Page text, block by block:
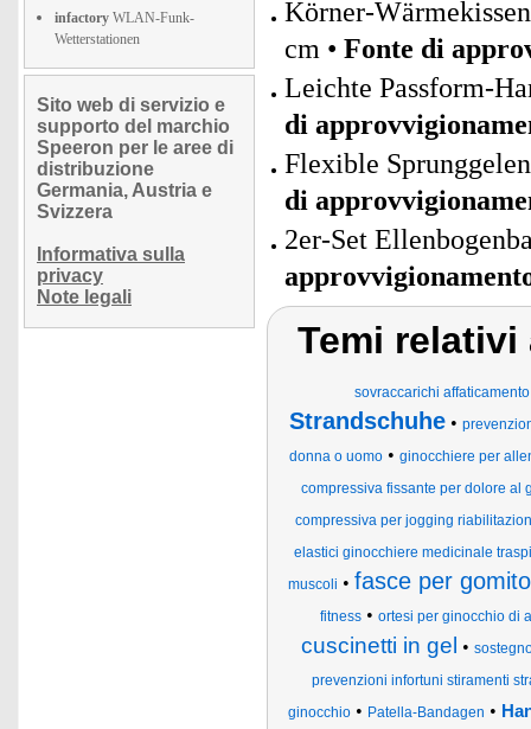
infactory WLAN-Funk-
Wetterstationen
Sito web di servizio e
supporto del marchio
Speeron per le aree di
distribuzione
Germania, Austria e
Svizzera
Informativa sulla
privacy
Note legali
Körner-
cm • Fonte di
Leichte Passform-
di
Flexible
di
2er-Set
Temi
sovraccarichi
Strandschuhe •
donna o uomo• ginocchiere per
compressiva fissante per dolore al
compressiva per jogging
elastici ginocchiere medicinale
muscoli • fasce per gomito
fitness• ortesi per ginocchio di
cuscinetti in gel •
prevenzioni infortuni stiramenti
ginocchio• Patella-Bandagen •